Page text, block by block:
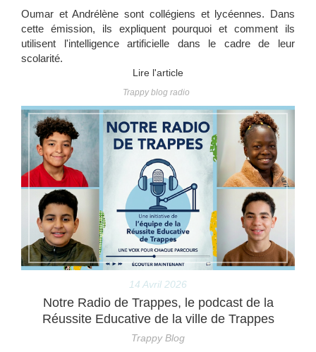
Oumar et Andrélène sont collégiens et lycéennes. Dans
cette émission, ils expliquent pourquoi et comment ils
utilisent l'intelligence artificielle dans le cadre de leur
scolarité.
Lire l'article
Trappy blog radio
14 Avril 2026
Notre Radio de Trappes, le podcast de la
Réussite Educative de la ville de Trappes
Trappy Blog